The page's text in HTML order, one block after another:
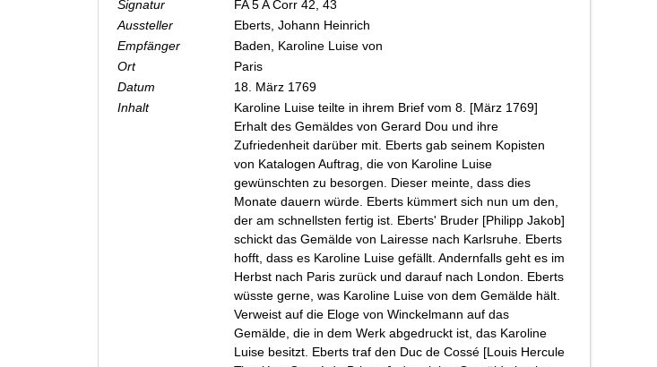
Signatur
FA 5 A Corr 42, 43
Aussteller
Eberts, Johann Heinrich
Empfänger
Baden, Karoline Luise von
Ort
Paris
Datum
18. März 1769
Inhalt
Karoline Luise teilte in ihrem Brief vom 8. [März 1769]
Erhalt des Gemäldes von Gerard Dou und ihre
Zufriedenheit darüber mit. Eberts gab seinem Kopisten
von Katalogen Auftrag, die von Karoline Luise
gewünschten zu besorgen. Dieser meinte, dass dies
Monate dauern würde. Eberts kümmert sich nun um den,
der am schnellsten fertig ist. Eberts' Bruder [Philipp Jakob]
schickt das Gemälde von Lairesse nach Karlsruhe. Eberts
hofft, dass es Karoline Luise gefällt. Andernfalls geht es im
Herbst nach Paris zurück und darauf nach London. Eberts
wüsste gerne, was Karoline Luise von dem Gemälde hält.
Verweist auf die Eloge von Winckelmann auf das
Gemälde, die in dem Werk abgedruckt ist, das Karoline
Luise besitzt. Eberts traf den Duc de Cossé [Louis Hercule